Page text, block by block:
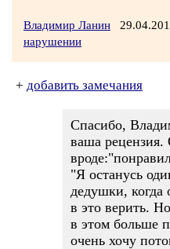
Владимир Ланин
нарушении
+ добавить замечания
Спасибо,
ваша
"Я останусь
дедушки, когда
в это верить.
в этом больше
очень хочу